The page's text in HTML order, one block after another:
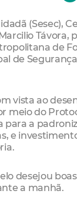
(Sesec),
Távora,
de
de
vista ao
meio do
para a
e
desejou
a manhã.